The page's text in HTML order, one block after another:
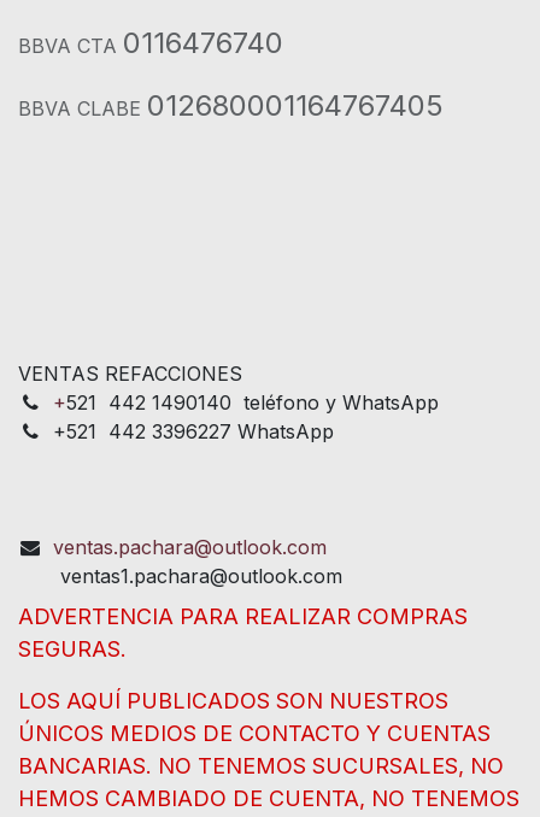
BBVA CTA 0116476740
BBVA CLABE 012680001164767405
VENTAS REFACCIONES
+521 442 1490140 teléfono y WhatsApp
+521 442 3396227 WhatsApp
ventas.pachara@outlook.com
ventas1.pachara@outlook.com
ADVERTENCIA PARA REALIZAR COMPRAS
SEGURAS.
LOS AQUÍ PUBLICADOS SON NUESTROS
ÚNICOS MEDIOS DE CONTACTO Y CUENTAS
BANCARIAS. NO TENEMOS SUCURSALES, NO
HEMOS CAMBIADO DE CUENTA, NO TENEMOS